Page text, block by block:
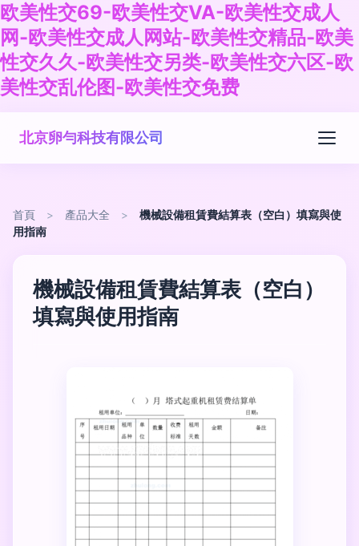
欧美性交69-欧美性交VA-欧美性交成人
网-欧美性交成人网站-欧美性交精品-欧美
性交久久-欧美性交另类-欧美性交六区-欧
美性交乱伦图-欧美性交免费
北京卵勻科技有限公司
首頁 > 產品大全 >
機械設備租賃費結算表（空白）填寫與使
用指南
機械設備租賃費結算表（空白）
填寫與使用指南